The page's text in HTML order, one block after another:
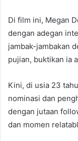
Di film ini, Megan
dengan adegan
jambak-jambakan
pujian, buktikan ia
Kini, di usia 23
nominasi dan
dengan jutaan
dan momen